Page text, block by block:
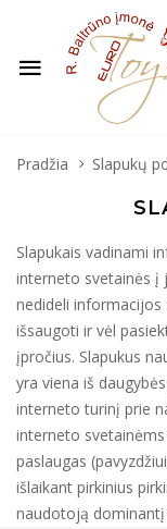
Pradžia Slapukų
Slapukais vadinami
interneto svetainės į
nedideli informacijos
išsaugoti ir vėl
įpročius. Slapukus
yra viena iš
interneto turinį prie
interneto
paslaugas
išlaikant pirkinius
naudotoją